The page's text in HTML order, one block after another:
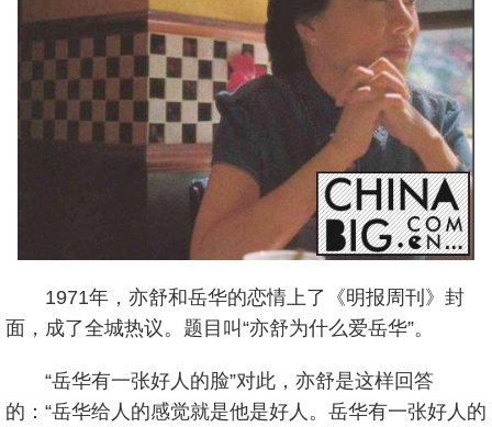
1971年，亦舒和岳华的恋情上了《明报周刊》封
面，成了全城热议。题目叫“亦舒为什么爱岳华”。
“岳华有一张好人的脸”对此，亦舒是这样回答
的：“岳华给人的感觉就是他是好人。岳华有一张好人的